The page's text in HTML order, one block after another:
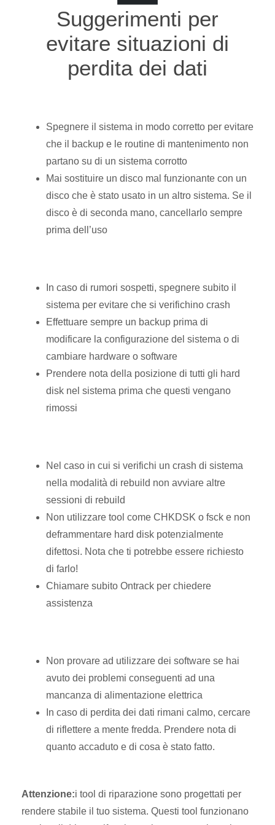
Suggerimenti per
evitare situazioni di
perdita dei dati
Spegnere il sistema in modo corretto per evitare
che il backup e le routine di mantenimento non
partano su di un sistema corrotto
Mai sostituire un disco mal funzionante con un
disco che è stato usato in un altro sistema. Se il
disco è di seconda mano, cancellarlo sempre
prima dell’uso
In caso di rumori sospetti, spegnere subito il
sistema per evitare che si verifichino crash
Effettuare sempre un backup prima di
modificare la configurazione del sistema o di
cambiare hardware o software
Prendere nota della posizione di tutti gli hard
disk nel sistema prima che questi vengano
rimossi
Nel caso in cui si verifichi un crash di sistema
nella modalità di rebuild non avviare altre
sessioni di rebuild
Non utilizzare tool come CHKDSK o fsck e non
deframmentare hard disk potenzialmente
difettosi. Nota che ti potrebbe essere richiesto
di farlo!
Chiamare subito Ontrack per chiedere
assistenza
Non provare ad utilizzare dei software se hai
avuto dei problemi conseguenti ad una
mancanza di alimentazione elettrica
In caso di perdita dei dati rimani calmo, cercare
di riflettere a mente fredda. Prendere nota di
quanto accaduto e di cosa è stato fatto.
Attenzione:i tool di riparazione sono progettati per
rendere stabile il tuo sistema. Questi tool funzionano